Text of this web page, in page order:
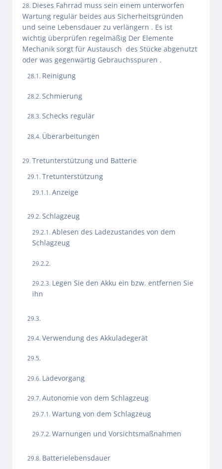
Dieses Fahrrad muss sein einem unterworfen
Wartung regulär beides aus Sicherheitsgründen
und seine Lebensdauer zu verlängern . Es ist
wichtig überprüfen regelmäßig Der Elemente
Mechanik sorgt für Austausch des Stücke abgenutzt
oder was gegenwärtig Gebrauchsspuren .
Reinigung
Schmierung
Schecks regulär
Überarbeitungen
Tretunterstützung und Batterie
Tretunterstützung
Anzeige
Schlagzeug
Ablesen des Ladezustandes von dem
Schlagzeug
Legen Sie den Akku ein bzw. entfernen Sie
ihn
Verwendung des Akkuladegerät
Ladevorgang
Autonomie von dem Schlagzeug
Wartung von dem Schlagzeug
Warnungen und Vorsichtsmaßnahmen
Batterielebensdauer